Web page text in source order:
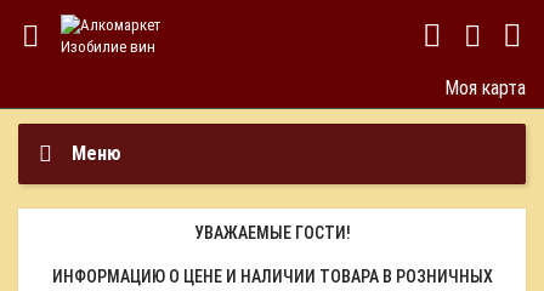
Моя карта
Меню
УВАЖАЕМЫЕ ГОСТИ!
ИНФОРМАЦИЮ О ЦЕНЕ И НАЛИЧИИ ТОВАРА В РОЗНИЧНЫХ